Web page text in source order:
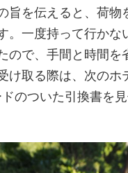
旨を伝えると、荷物
。一度持って行かな
ので、手間と時間を
け取る際は、次のホ
ドのついた引換書を